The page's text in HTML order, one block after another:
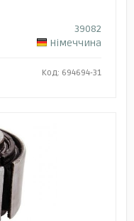
39082
Німеччина
Код: 694694-31